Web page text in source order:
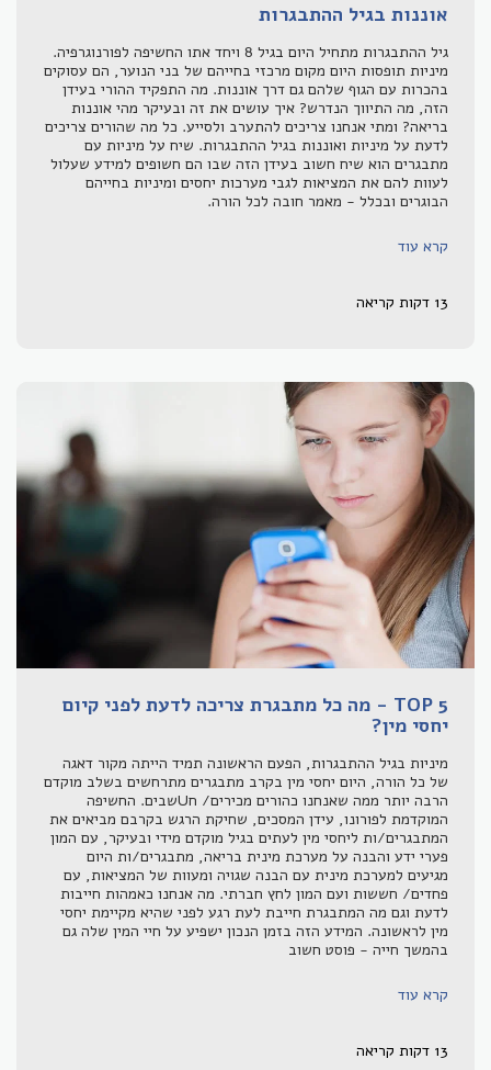
אוננות בגיל ההתבגרות
גיל ההתבגרות מתחיל היום בגיל 8 ויחד אתו החשיפה לפורנוגרפיה.
מיניות תופסות היום מקום מרכזי בחייהם של בני הנוער, הם עסוקים
בהכרות עם הגוף שלהם גם דרך אוננות. מה התפקיד ההורי בעידן
הזה, מה התיווך הנדרש? איך עושים את זה ובעיקר מהי אוננות
בריאה? ומתי אנחנו צריכים להתערב ולסייע. כל מה שהורים צריכים
לדעת על מיניות ואוננות בגיל ההתבגרות. שיח על מיניות עם
מתבגרים הוא שיח חשוב בעידן הזה שבו הם חשופים למידע שעלול
לעוות להם את המציאות לגבי מערכות יחסים ומיניות בחייהם
הבוגרים ובכלל - מאמר חובה לכל הורה.
קרא עוד
13 דקות קריאה
5 TOP - מה כל מתבגרת צריכה לדעת לפני קיום
יחסי מין?
מיניות בגיל ההתבגרות, הפעם הראשונה תמיד הייתה מקור דאגה
של כל הורה, היום יחסי מין בקרב מתבגרים מתרחשים בשלב מוקדם
הרבה יותר ממה שאנחנו כהורים מכירים/ חUשבים. החשיפה
המוקדמת לפורונו, עידן המסכים, שחיקת הרגש בקרבם מביאים את
המתבגרים/ות ליחסי מין לעתים בגיל מוקדם מידי ובעיקר, עם המון
פערי ידע והבנה על מערכת מינית בריאה, מתבגרים/ות היום
מגיעים למערכת מינית עם הבנה שגויה ומעוות של המציאות, עם
פחדים/ חששות ועם המון לחץ חברתי. מה אנחנו כאמהות חייבות
לדעת וגם מה המתבגרת חייבת לעת רגע לפני שהיא מקיימת יחסי
מין לראשונה. המידע הזה בזמן הנכון ישפיע על חיי המין שלה גם
בהמשך חייה - פוסט חשוב
קרא עוד
13 דקות קריאה